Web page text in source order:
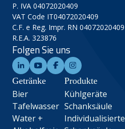
P. IVA 04072020409
VAT Code IT04072020409
C.F. e Reg. Impr. RN 04072020409
R.E.A. 323876
Folgen Sie uns
Getränke
Bier
Tafelwasser
Water +
Produkte
Kühlgeräte
Schanksäule
Individualisierte